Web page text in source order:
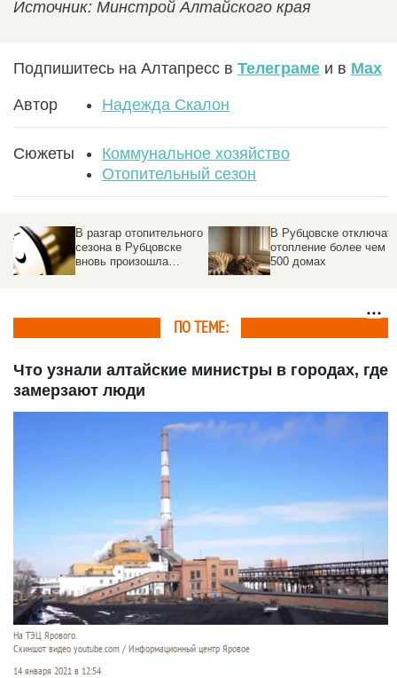
Источник: Минстрой Алтайского края
Подпишитесь на Алтапресс в Телеграме и в Max
Автор Надежда Скалон
Сюжеты
Коммунальное хозяйство
Отопительный сезон
В Рубцовске отключат
отопление более чем в
500 домах
Дома жителей
Рубцовска начнут
отапливаться только
ПО ТЕМЕ:
Что узнали алтайские министры в городах, где
замерзают люди
На ТЭЦ Ярового.
Скиншот видео youtube.com / Информационный центр Яровое
14 января 2021 в 12:54